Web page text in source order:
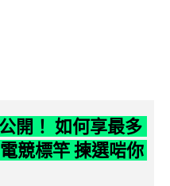
開！ 如何享最多
競標竿 揀選啱你